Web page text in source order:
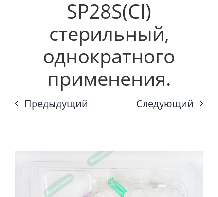
SP28S(СI)
стерильный,
однократного
применения.
Предыдущий Следующий